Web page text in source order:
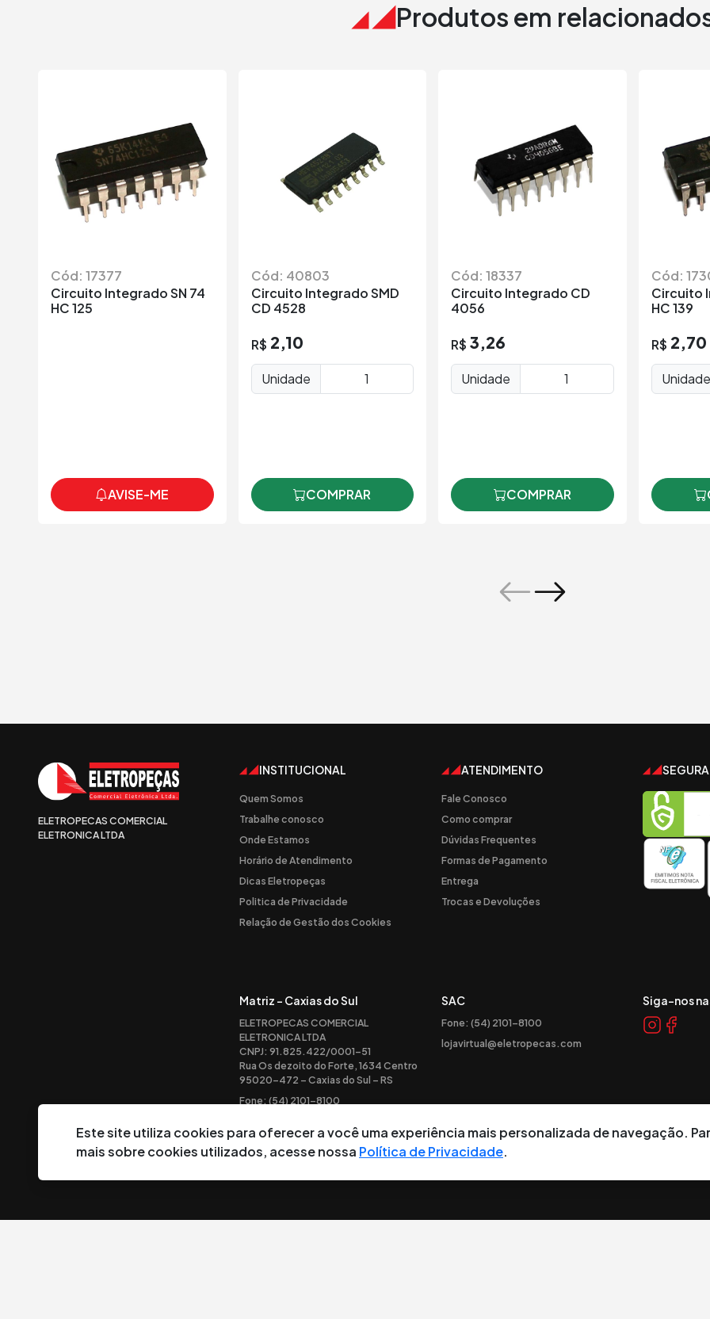
Produtos em
Cód: 17377
Circuito Integrado SN 74
HC 125
AVISE-ME
Cód: 40803
Circuito Integrado SMD
CD 4528
R$ 2,10
Unidade
COMPRAR
Cód: 18337
Circuito Integrado CD
4056
R$ 3,26
Unidade
COMPRAR
Cód:
Circuito
HC 139
R$ 2,70
Unidade
ELETROPECAS COMERCIAL
ELETRONICA LTDA
INSTITUCIONAL
Quem Somos
Trabalhe conosco
Onde Estamos
Horário de Atendimento
Dicas Eletropeças
Politica de Privacidade
Relação de Gestão dos Cookies
ATENDIMENTO
Fale Conosco
Como comprar
Dúvidas Frequentes
Formas de Pagamento
Entrega
Trocas e Devoluções
Matriz - Caxias do Sul
ELETROPECAS COMERCIAL
ELETRONICA LTDA
CNPJ: 91.825.422/0001-51
Rua Os dezoito do Forte, 1634 Centro
95020-472 – Caxias do Sul – RS
Fone: (54) 2101-8100
SAC
Fone: (54) 2101-8100
lojavirtual@eletropecas.com
Siga-nos
Este site utiliza cookies para oferecer a você uma experiência mais personalizada de navegação.
mais sobre cookies utilizados, acesse nossa Política de Privacidade.